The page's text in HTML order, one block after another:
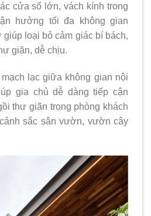
cửa sổ lớn, vách kính trong
hưởng tối đa không gian
loại bỏ cảm giác bí bách,
giãn, dễ chịu.
lạc giữa không gian nội
gia chủ dễ dàng tiếp cận
thư giãn trong phòng khách
sắc sân vườn, vườn cây